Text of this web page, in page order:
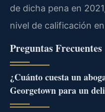
de dicha pena en
nivel de calificación
Preguntas Frecuentes
¿Cuánto cuesta un
Georgetown para un